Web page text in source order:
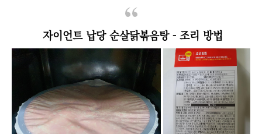
자이언트 납당 순살닭볶음탕 - 조리 방법